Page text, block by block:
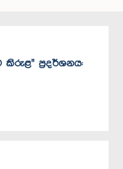
කිරුළ" ප්‍රදර්ශනය: